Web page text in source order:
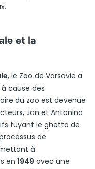
et la
, le Zoo de Varsovie a
cause des
du zoo est devenue
Jan et Antonina
fuyant le ghetto de
de
à
en 1949 avec une